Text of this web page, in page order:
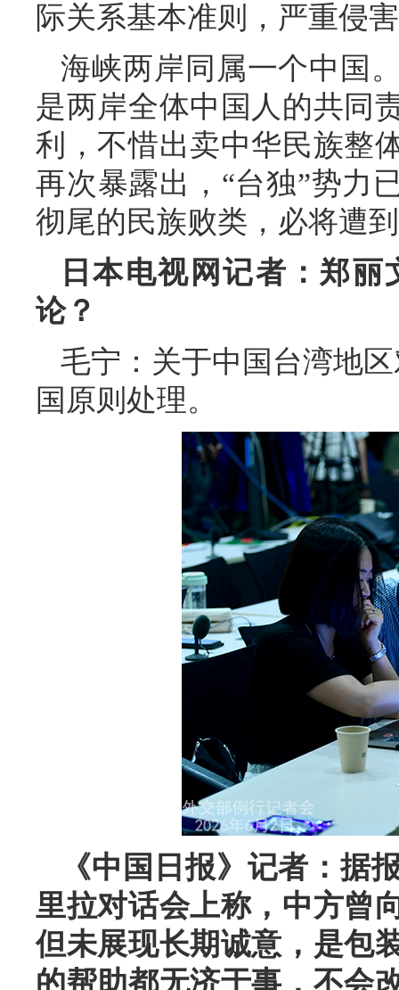
际关系基本准则，严重侵
海峡两岸同属一个中国
是两岸全体中国人的共同
利，不惜出卖中华民族整
再次暴露出，“台独”势力
彻尾的民族败类，必将遭
日本电视网记者：郑
论？
毛宁：关于中国台湾地
国原则处理。
《中国日报》记者：据
里拉对话会上称，中方曾
但未展现长期诚意，是包
的帮助都无济于事，不会